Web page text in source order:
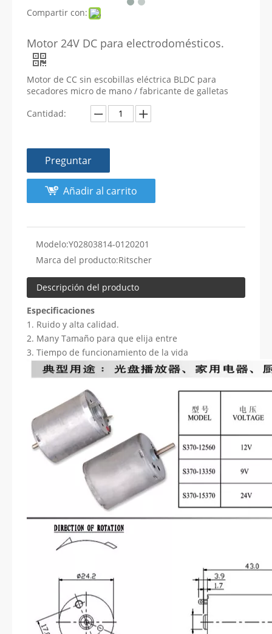
Compartir con:
Motor 24V DC para electrodomésticos.
Motor de CC sin escobillas eléctrica BLDC para
secadores micro de mano / fabricante de galletas
Cantidad:
Preguntar
Añadir al carrito
Modelo:Y02803814-0120201
Marca del producto:Ritscher
Descripción del producto
Especificaciones
1. Ruido y alta calidad.
2. Many Tamaño para que elija entre
3. Tiempo de funcionamiento de la vida